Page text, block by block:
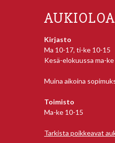
Kirjasto
Ma 10-17, ti-ke 10-15
Kesä-elokuussa ma-
Muina aikoina
Toimisto
Ma-ke 10-15
Tarkista poikkeavat